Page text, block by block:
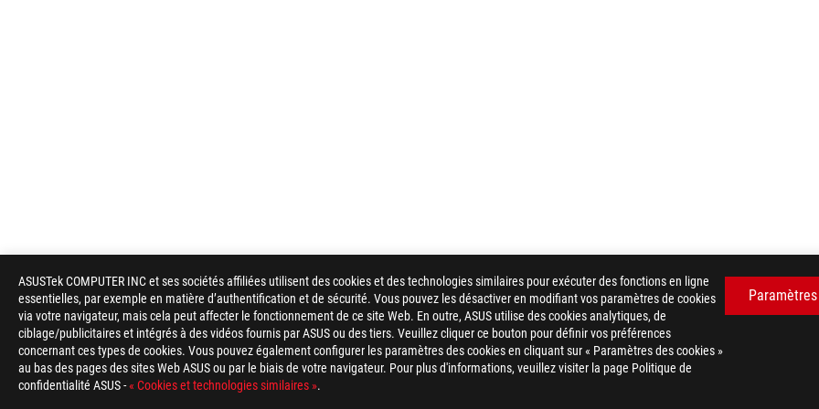
ASUSTek COMPUTER INC et ses sociétés affiliées utilisent des cookies et des technologies similaires pour exécuter des fonctions en ligne
essentielles, par exemple en matière d’authentification et de sécurité. Vous pouvez les désactiver en modifiant vos paramètres de cookies
via votre navigateur, mais cela peut affecter le fonctionnement de ce site Web. En outre, ASUS utilise des cookies analytiques, de
ciblage/publicitaires et intégrés à des vidéos fournis par ASUS ou des tiers. Veuillez cliquer ce bouton pour définir vos préférences
concernant ces types de cookies. Vous pouvez également configurer les paramètres des cookies en cliquant sur « Paramètres des cookies »
au bas des pages des sites Web ASUS ou par le biais de votre navigateur. Pour plus d'informations, veuillez visiter la page Politique de
confidentialité ASUS -« Cookies et technologies similaires ».